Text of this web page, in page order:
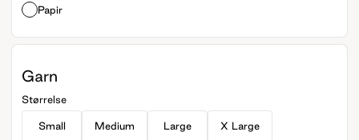
Papir
Garn
Størrelse
Small Medium Large X Large